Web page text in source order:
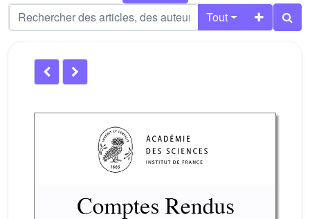
Tout